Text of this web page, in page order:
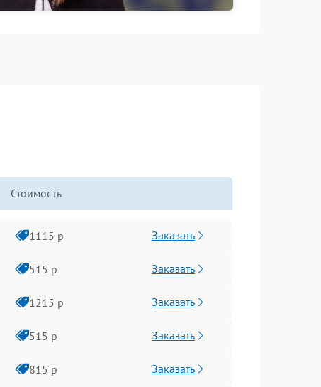
Стоимость
1115 р Заказать
515 р Заказать
1215 р Заказать
515 р Заказать
815 р Заказать